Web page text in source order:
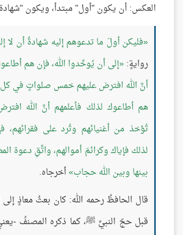
العكس: أن يكون "أول" مبتدأ، ويكون
فليكن أولَ ما تدعوهم إليه شهادةُ أن لا
روايةٍ: إلى أن يُوحِّدوا الله، فإن هم
أنَّ الله افترض عليهم خمس صلواتٍ في كل
هم أطاعوك لذلك فأعلمهم أنَّ الله
تُؤخذ من أغنيائهم وتُرد على
لذلك فإياك وكرائمَ أموالهم، واتَّقِ دعوة
بينها وبين الله حجاب أخرجاه.
قال الحافظُ رحمه الله: كان بعثُ معاذٍ
قبل حجّ النبيِّ ﷺ، كما ذكره المصنفُ -